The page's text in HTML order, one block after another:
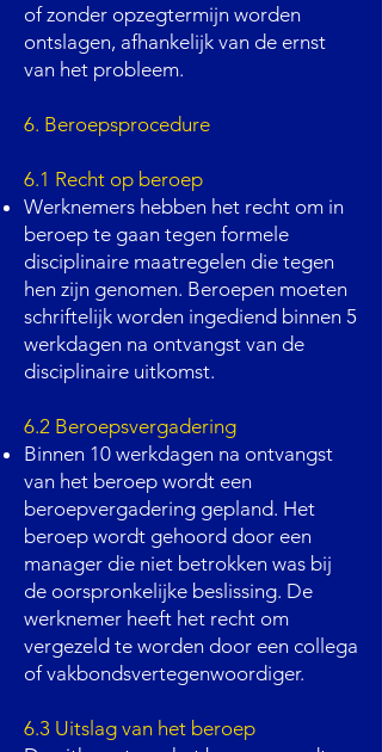
of zonder opzegtermijn worden
ontslagen, afhankelijk van de ernst
van het probleem.
6. Beroepsprocedure
6.1 Recht op beroep
Werknemers hebben het recht om in
beroep te gaan tegen formele
disciplinaire maatregelen die tegen
hen zijn genomen. Beroepen moeten
schriftelijk worden ingediend binnen 5
werkdagen na ontvangst van de
disciplinaire uitkomst.
6.2 Beroepsvergadering
Binnen 10 werkdagen na ontvangst
van het beroep wordt een
beroepvergadering gepland. Het
beroep wordt gehoord door een
manager die niet betrokken was bij
de oorspronkelijke beslissing. De
werknemer heeft het recht om
vergezeld te worden door een collega
of vakbondsvertegenwoordiger.
6.3 Uitslag van het beroep